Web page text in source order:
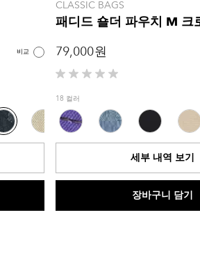
비교
CLASSIC BAGS
패디드 숄더 파우치 M 크
79,000 원
별
5
중
0.0
개
니
18 컬러
세부 내역 보기
장바구니 담기